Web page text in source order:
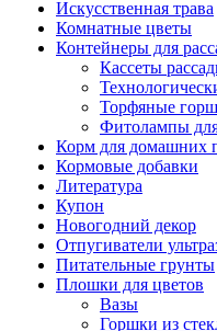
Искусственная трава
Комнатные цветы
Контейнеры для
Кассеты
Торфяные
Фитолампы
Корм для домашних
Кормовые добавки
Литература
Купон
Новогодний декор
Отпугиватели
Питательные грунты
Плошки для цветов
Вазы
Горшки из